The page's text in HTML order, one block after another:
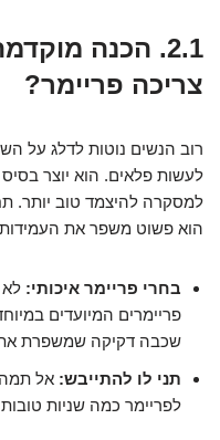
2.1. הכנה
צריכה פריימר?
רוב הנשים נוטות לדלג על
לעשות פלאים. הוא יוצר
למסקרה להיצמד טוב יותר.
הוא פשוט משפר את
בחרי פריימר איכותי:
פריימרים המיועדים
שכבה דקיקה שמשפרת את
תני לו להתייבש: אל
לפריימר כמה שניות